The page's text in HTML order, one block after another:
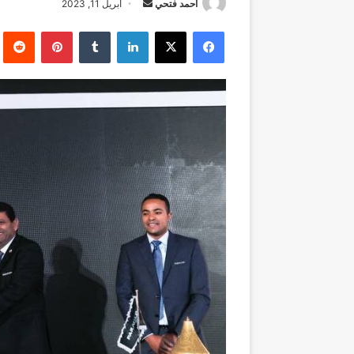
أحمد فتحي
أرسل
إلكترونيا
أبريل 11, 2023
فيسبوك ‫X لينكدإن بينتيريست